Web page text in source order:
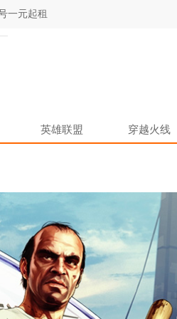
一元起租
英雄联盟 穿越火线